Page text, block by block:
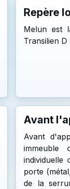
Repère
Melun est
Transilien D
Avant
Avant
immeuble
individuelle
porte
de la